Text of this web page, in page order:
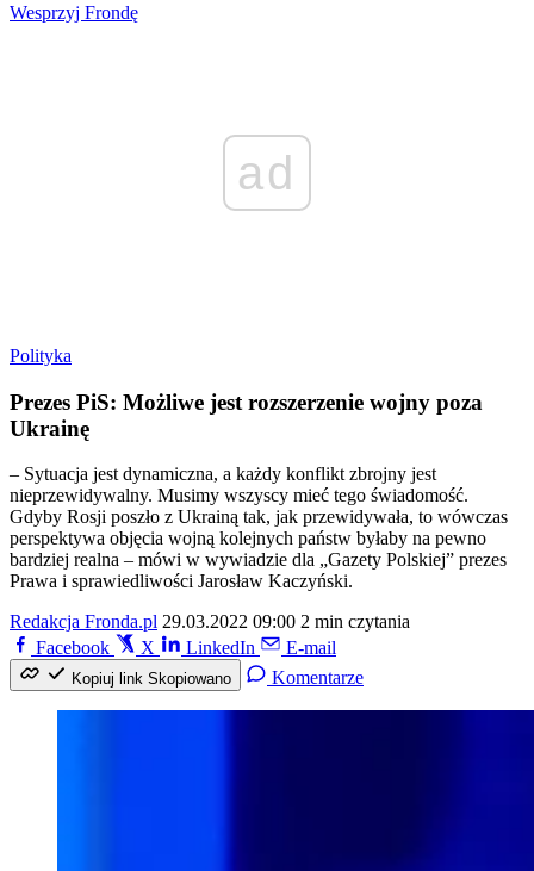
Wesprzyj Frondę
ad
Polityka
Prezes PiS: Możliwe jest rozszerzenie wojny poza
Ukrainę
– Sytuacja jest dynamiczna, a każdy konflikt zbrojny jest
nieprzewidywalny. Musimy wszyscy mieć tego świadomość.
Gdyby Rosji poszło z Ukrainą tak, jak przewidywała, to wówczas
perspektywa objęcia wojną kolejnych państw byłaby na pewno
bardziej realna – mówi w wywiadzie dla „Gazety Polskiej” prezes
Prawa i sprawiedliwości Jarosław Kaczyński.
Redakcja Fronda.pl 29.03.2022 09:00 2 min czytania
Facebook
X LinkedIn E-mail
Kopiuj link Skopiowano Komentarze